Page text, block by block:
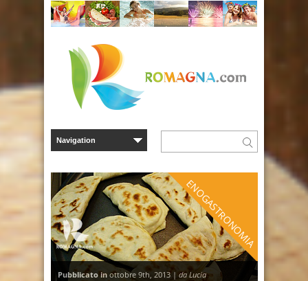
ENOGASTRONOMIA
Pubblicato in ottobre 9th, 2013 | da Lucia